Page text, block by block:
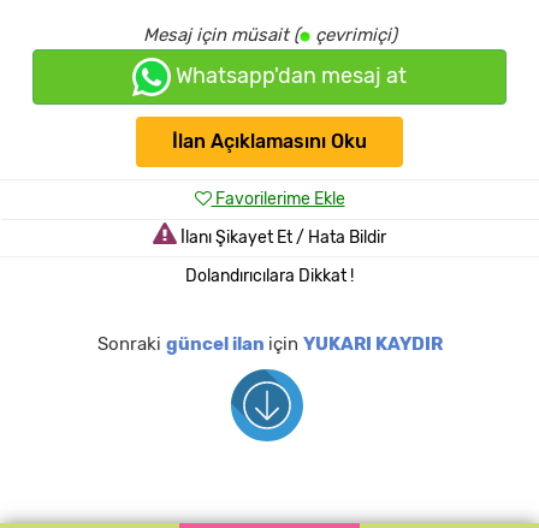
Mesaj için müsait ( çevrimiçi)
Whatsapp'dan mesaj at
İlan Açıklamasını Oku
Favorilerime Ekle
İlanı Şikayet Et / Hata Bildir
Dolandırıcılara Dikkat !
Sonraki güncel ilan için YUKARI KAYDIR